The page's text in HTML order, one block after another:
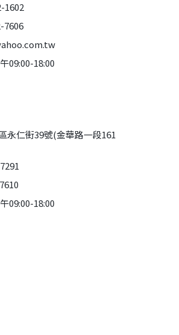
1602
7606
09:00-18:00
永仁街39號(金華路一段161
09:00-18:00